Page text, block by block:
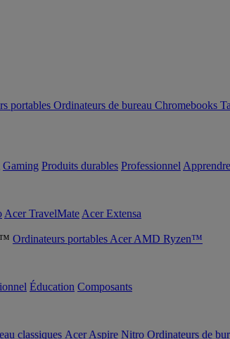
portables Ordinateurs de bureau Chromebooks
Gaming Produits durables Professionnel Apprendre
Acer TravelMate Acer Extensa
Ordinateurs portables Acer AMD Ryzen™
Éducation Composants
classiques Acer Aspire Nitro Ordinateurs de